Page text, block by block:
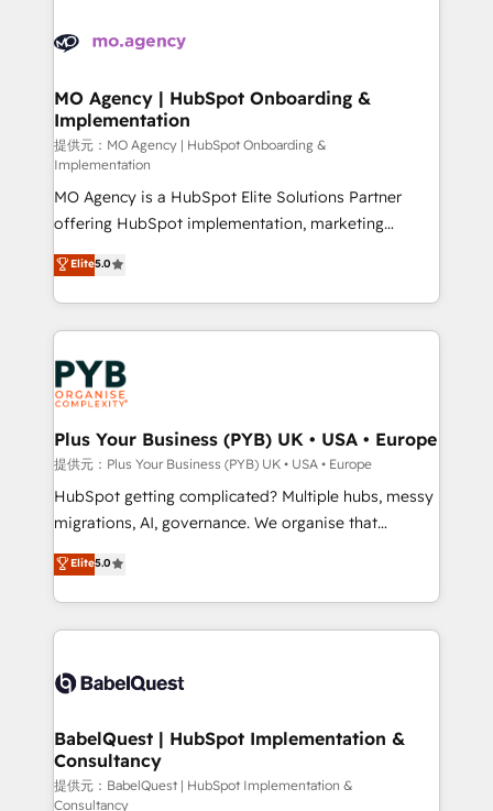
services are offered in both English & French.
WordPress and legacy CRMs, turning fragmented
architectures that accelerate revenue operations and
performance. - Multi-object CRM migration, cleanup,
and implementation. - Pre-built and custom
integrations across your full tech stack. - Custom
object setup, CMS builds, and full-funnel automation.
- Dashboards, lifecycle campaigns, and lead
nurturing sequences. - Cross-hub setup across
Marketing, Sales, Operations, and Service Hubs. -
Ongoing optimization, managed support, and
scalable retainers. Let’s make HubSpot your most
powerful growth engine. Built to convert, scale, and
drive results.
MO Agency | HubSpot Onboarding &
Implementation
提供元：MO Agency | HubSpot Onboarding &
Implementation
MO Agency is a HubSpot Elite Solutions Partner
offering HubSpot implementation, marketing
automation, CRM and RevOps consulting, B2B SEO,
paid media, content marketing, AEO and GEO (AI
search optimisation), and HubSpot Content Hub and
WordPress development. We work with enterprise
and growth-led companies across technology,
professional services, financial services and
industrial sectors. Offices in Johannesburg, Cape
Town, Dubai & London. 500+ HubSpot CRM
implementations delivered. AI visibility coverage
across ChatGPT, Claude, Perplexity, Gemini and
Google AI Overviews. HubSpot Impact Award -
Innovation HubSpot Impact Award - Platform
Migration Excellence HubSpot Impact Award -
accreditations with HubSpot.
Elite5.0
Plus Your Business (PYB) UK • USA • Europe
提供元：Plus Your Business (PYB) UK • USA • Europe
HubSpot getting complicated? Multiple hubs, messy
migrations, AI, governance. We organise that
complexity, so your team can put HubSpot to work...
Welcome to our Profile! We help with: • CRM
implementation, reports, workflows, and team
training • CRM migration from Salesforce, Pipedrive,
custom API integrations • AI governance for
Boutique 'Elite' team of 12 • 150+ clients across Sales
Hub, Marketing Hub, Service Hub, Data Hub and
CMS • ISO/IEC 27001:2022, ISO 9001:2015, and ISO
Elite5.0
BabelQuest | HubSpot Implementation &
Consultancy
提供元：BabelQuest | HubSpot Implementation &
Consultancy